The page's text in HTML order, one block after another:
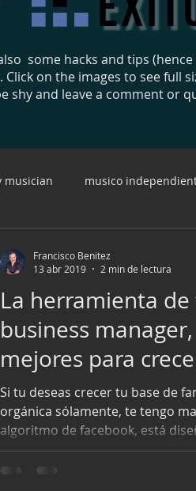
some hacks and tips
on the images to see full
shy and leave a comment or
musician musico
spotify fans
cover ads
La herramienta
business
mejores para
Si tu deseas crecer tu base de
orgánica sólamente, te tengo
algoritmo de facebook, está
Francisco Benitez
13 abr 2019
2 min de lectura